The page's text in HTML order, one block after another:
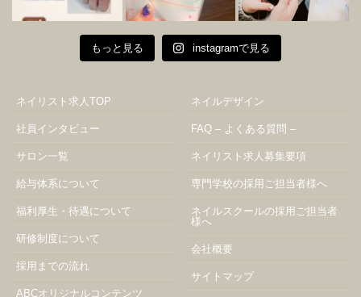
もっと見る instagramで見る
ネイリスト求人TOP
社員インタビュー
サロン一覧
給与体系について
福利厚生・待遇について
研修制度について
採用までの流れ
ABCオリジナルコンテンツ
ネイルデザイン
FAQ – よくある質問 –
ネイリスト求人募集要項
専門学校の採用ご担当者様へ
ネイルスクールの採用ご担当者
様へ
会社概要
サイトマップ